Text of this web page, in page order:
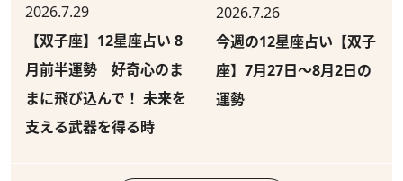
2026.7.29
【双子座】12星座占い 8
月前半運勢 好奇心のま
まに飛び込んで！ 未来を
支える武器を得る時
2026.7.26
今週の12星座占い【双子
座】7月27日～8月2日の
運勢